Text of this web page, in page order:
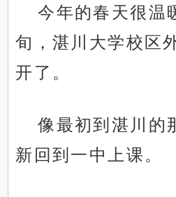
今年的春天很温
旬，湛川大学校区
开了。
像最初到湛川的
新回到一中上课。